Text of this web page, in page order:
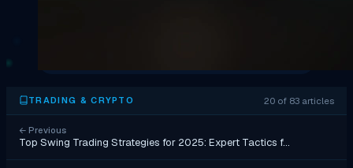
TRADING & CRYPTO 20 of 83 articles
← Previous
Top Swing Trading Strategies for 2025: Expert Tactics f…